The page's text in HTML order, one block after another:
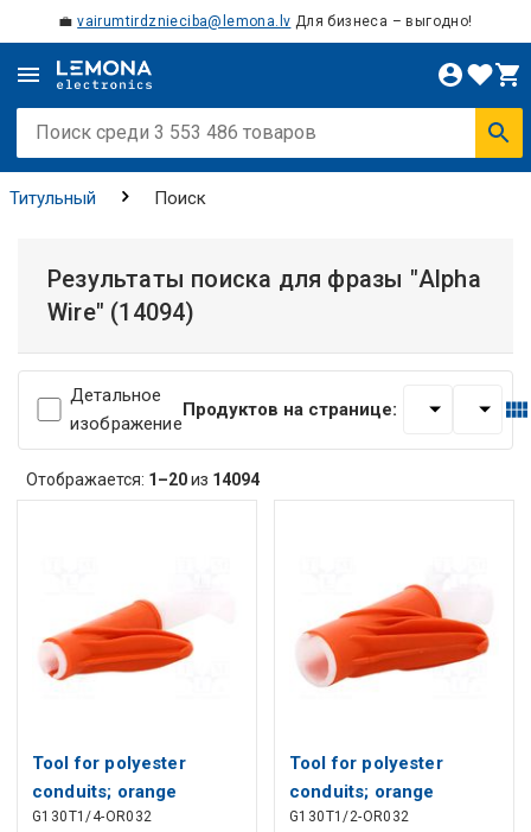
💼vairumtirdznieciba@lemona.lv Для бизнеса – выгодно!
Титульный Поиск
Результаты поиска для фразы "Alpha
Wire" (14094)
Детальное
изображение
Продуктов на странице:
Отображается: 1–20из 14094
Tool for polyester
conduits; orange
ALPHA WIRE
G130T1/4-OR032
Tool for polyester
conduits; orange
ALPHA WIRE
G130T1/2-OR032